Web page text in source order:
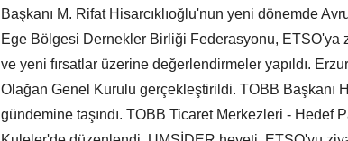
Başkanı M. Rifat Hisarcıklıoğlu'nun yeni dönemde
Ege Bölgesi Dernekler Birliği Federasyonu, ETSO'ya
ve yeni fırsatlar üzerine değerlendirmeler yapıldı.
Olağan Genel Kurulu gerçekleştirildi. TOBB Başkanı
gündemine taşındı. TOBB Ticaret Merkezleri - Hedef